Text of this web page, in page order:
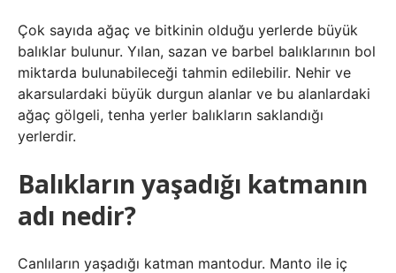
Çok sayıda ağaç ve bitkinin olduğu yerlerde büyük
balıklar bulunur. Yılan, sazan ve barbel balıklarının bol
miktarda bulunabileceği tahmin edilebilir. Nehir ve
akarsulardaki büyük durgun alanlar ve bu alanlardaki
ağaç gölgeli, tenha yerler balıkların saklandığı
yerlerdir.
Balıkların yaşadığı katmanın
adı nedir?
Canlıların yaşadığı katman mantodur. Manto ile iç